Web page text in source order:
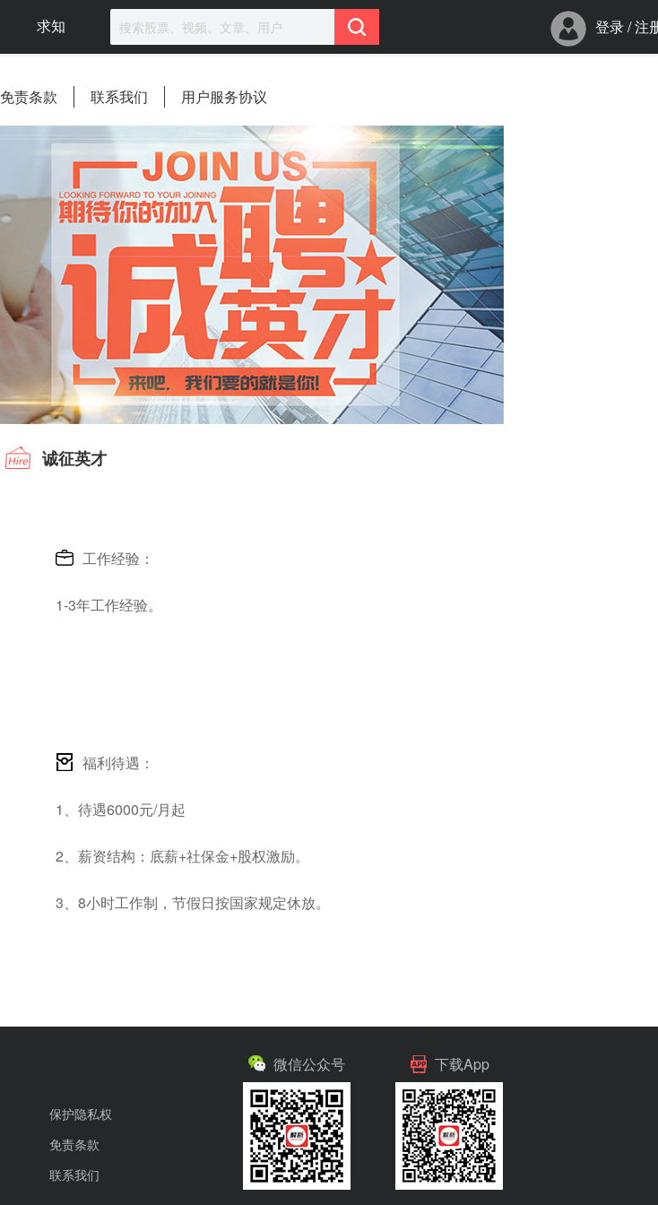
求知 登录/注
免责条款 联系我们 用户服务协议
诚征英才
工作经验：
1-3年工作经验。
福利待遇：
1、待遇6000元/月起
2、薪资结构：底薪+社保金+股权激励。
3、8小时工作制，节假日按国家规定休放。
保护隐私权
免责条款
联系我们
微信公众号 下载App